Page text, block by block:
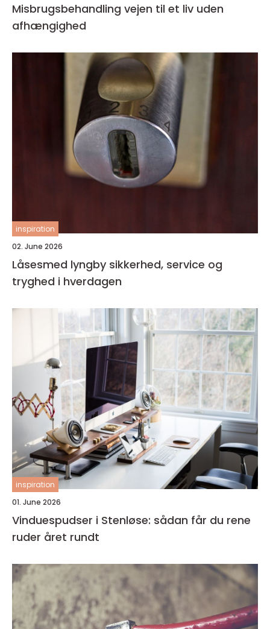
Misbrugsbehandling vejen til et liv uden
afhængighed
inspiration
02. June 2026
Låsesmed lyngby sikkerhed, service og
tryghed i hverdagen
inspiration
01. June 2026
Vinduespudser i Stenløse: sådan får du rene
ruder året rundt